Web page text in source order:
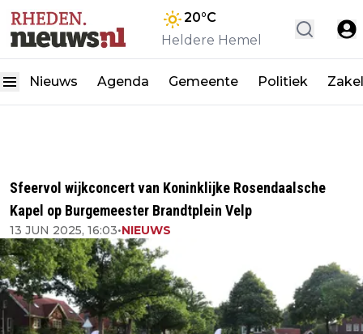
20°C
Heldere Hemel
Nieuws Agenda Gemeente Politiek
Sfeervol wijkconcert van Koninklijke Rosendaalsche
Kapel op Burgemeester Brandtplein Velp
13 JUN 2025, 16:03•NIEUWS